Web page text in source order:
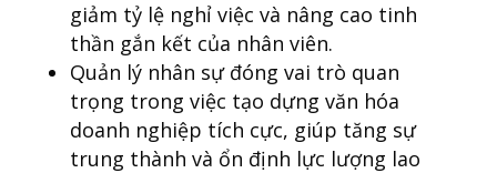
giảm tỷ lệ nghỉ việc và nâng cao tinh
thần gắn kết của nhân viên.
Quản lý nhân sự đóng vai trò quan
trọng trong việc tạo dựng văn hóa
doanh nghiệp tích cực, giúp tăng sự
trung thành và ổn định lực lượng lao